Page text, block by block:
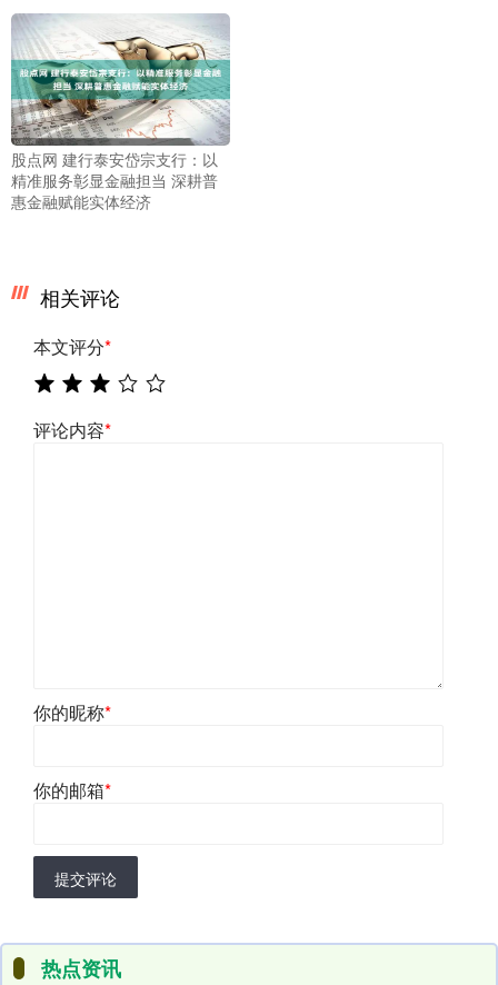
股点网 建行泰安岱宗支行：以
精准服务彰显金融担当 深耕普
惠金融赋能实体经济
相关评论
本文评分*
评论内容*
你的昵称*
你的邮箱*
提交评论
热点资讯